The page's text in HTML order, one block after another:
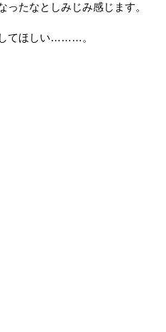
たなとしみじみ感じます。
てほしい………。